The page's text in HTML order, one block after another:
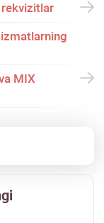
rekvizitlar
MIX